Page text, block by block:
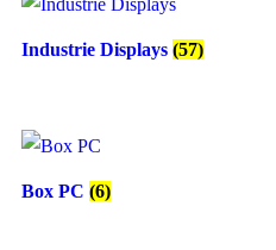
Industrie Displays (57)
Box PC (6)